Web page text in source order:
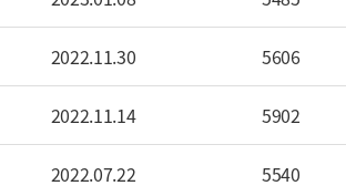
2022.11.30 5606
2022.11.14 5902
2022.07.22 5540